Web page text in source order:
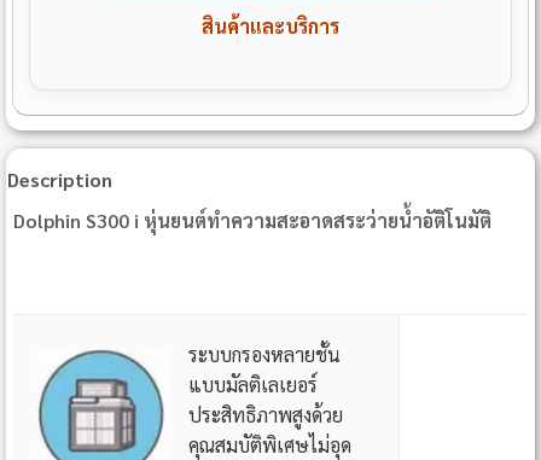
สินค้าและบริการ
Description
Dolphin S300 i หุ่นยนต์ทำความสะอาดสระว่ายน้ำอัติโนมัติ
ระบบกรองหลายชั้น
แบบมัลติเลเยอร์
ประสิทธิภาพสูงด้วย
คุณสมบัติพิเศษไม่อุด